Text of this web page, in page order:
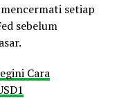
setiap
sebelum
Cara